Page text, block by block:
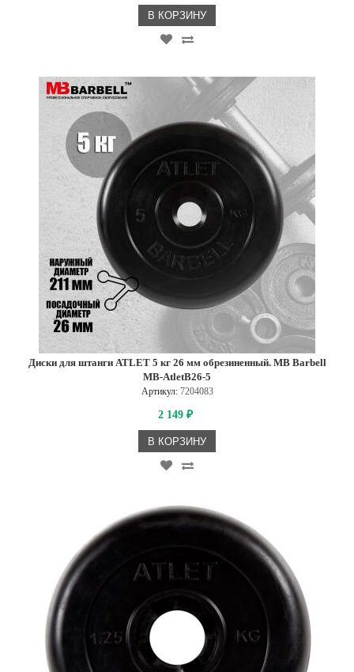
В КОРЗИНУ
Диски для штанги ATLET 5 кг 26 мм обрезиненный. MB Barbell
MB-AtletB26-5
Артикул: 7204083
2 149 ₽
В КОРЗИНУ